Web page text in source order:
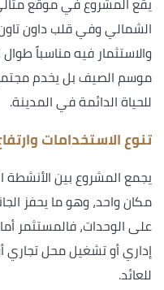
الشمالي وفي قلب داون
والاستثمار فيه مناسباً
موسم الصيف بل يخدم
للحياة الدائمة في المدينة.
تنوع الاستخدامات
يجمع المشروع بين الأنشطة
مكان واحد، وهو ما يحفز
على الوحدات، فالمستثمر
إداري أو تشغيل محل تجاري
للعائد.